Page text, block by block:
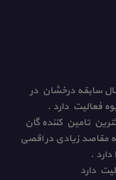
سابقه درخشان در
فعالیت دارد .
تامین کننده گان
مقاصد زیادی در اقصی
.
دارد